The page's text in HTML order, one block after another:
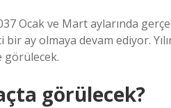
Ocak ve Mart aylarında
ay olmaya devam ediyor.
görülecek.
görülecek?